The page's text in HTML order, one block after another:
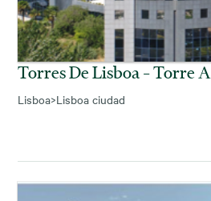
Torres De Lisboa – Torre A
Lisboa>Lisboa ciudad